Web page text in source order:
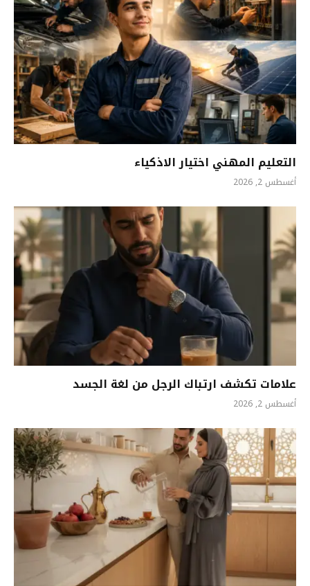
التعليم المهني اختيار الاذكياء
أغسطس 2, 2026
علامات تكشف ارتباك الرجل من لغة الجسد
أغسطس 2, 2026